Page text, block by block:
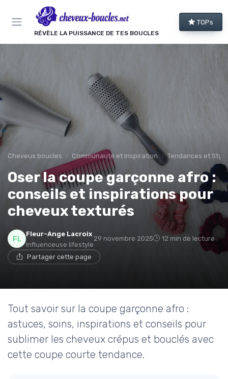
RÉVÈLE LA PUISSANCE DE TES BOUCLES
TOPs
Cheveux boucles Communauté et Inspiration Tendances et
Oser la coupe garçonne afro :
conseils et inspirations pour
cheveux texturés
Fleur-Ange Lacroix
Influenceuse lifestyle
29 novembre 2025 12 min de lecture
Partager cette page
Tout savoir sur la coupe garçonne afro :
astuces, soins, inspirations et conseils pour
sublimer les cheveux crépus et bouclés avec
cette coupe courte tendance.
Panneau de gestion des cookies